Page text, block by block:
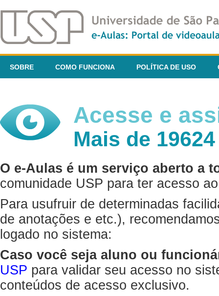
SOBRE COMO FUNCIONA POLÍTICA DE USO
Acesse e
Mais de
O e-Aulas é um serviço aberto a
comunidade USP para ter acesso
Para usufruir de determinadas
de anotações e etc.),
logado no sistema:
Caso você seja aluno ou
USP para validar seu acesso no
conteúdos de acesso exclusivo.